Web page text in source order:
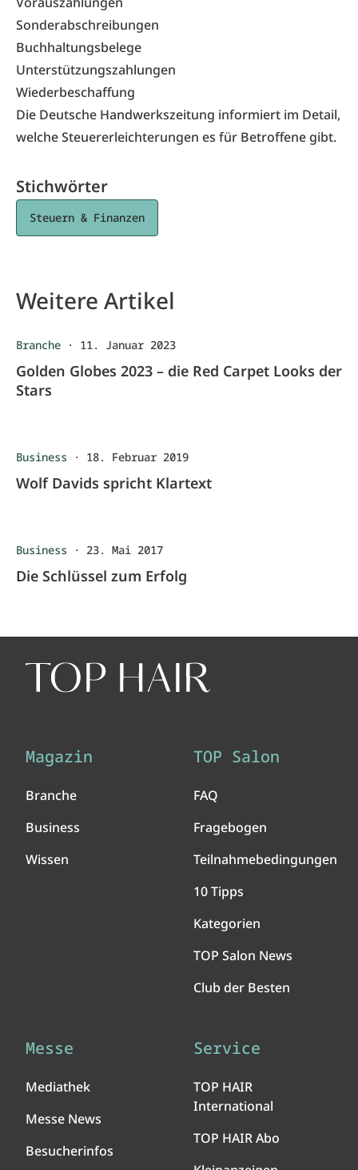
Sonderabschreibungen
Buchhaltungsbelege
Unterstützungszahlungen
Wiederbeschaffung
Die Deutsche Handwerkszeitung informiert im Detail,
welche Steuererleichterungen es für Betroffene gibt.
Stichwörter
Steuern & Finanzen
Weitere Artikel
Branche · 11. Januar 2023
Golden Globes 2023 – die Red Carpet Looks der
Stars
Business · 18. Februar 2019
Wolf Davids spricht Klartext
Business · 23. Mai 2017
Die Schlüssel zum Erfolg
Magazin
Branche
Business
Wissen
TOP Salon
FAQ
Fragebogen
Teilnahmebedingungen
10 Tipps
Kategorien
TOP Salon News
Club der Besten
Messe
Mediathek
Messe News
Besucherinfos
Service
TOP HAIR
International
TOP HAIR Abo